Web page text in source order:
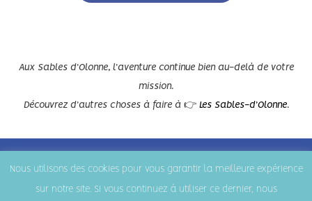
Aux Sables d’Olonne, l’aventure continue bien au-delà de votre
mission.
Découvrez d’autres choses à faire à 👉 Les Sables-d’Olonne.
Copyright © 2026Mission Découverte - Escape Game Les Sables
d'Olonne
Nous utilisons des cookies pour vous garantir la meilleure expérience
sur notre site. Si vous continuez à utiliser ce dernier, nous